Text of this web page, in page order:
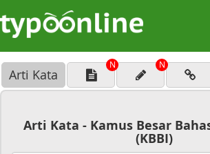
Arti Kata
N N
Arti Kata - Kamus Besar
(KBBI)